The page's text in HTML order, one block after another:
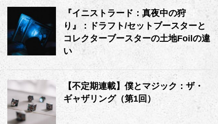
『イニストラード：真夜中の狩
り』：ドラフト/セットブースターと
コレクターブースターの土地Foilの違
い
【不定期連載】僕とマジック：ザ・
ギャザリング（第1回）